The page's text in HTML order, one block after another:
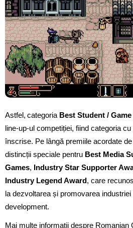
Astfel, categoria Best Student /
line-up-ul competiției, fiind categoria
înscrise. Pe lângă premiile acordate
distincții speciale pentru Best Media
Games, Industry Star Supporter
Industry Legend Award , care
la dezvoltarea și promovarea
development.
Mai multe informații despre Romanian